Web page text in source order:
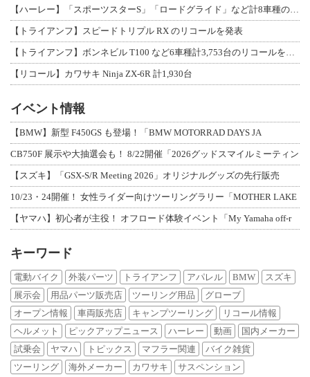
【ハーレー】「スポーツスターS」「ロードグライド」など計8車種のリコールを発表
【トライアンフ】スピードトリプル RX のリコールを発表
【トライアンフ】ボンネビル T100 など6車種計3,753台のリコールを発表
【リコール】カワサキ Ninja ZX-6R 計1,930台
イベント情報
【BMW】新型 F450GS も登場！「BMW MOTORRAD DAYS JA
CB750F 展示や大抽選会も！ 8/22開催「2026グッドスマイルミーティン
【スズキ】「GSX-S/R Meeting 2026」オリジナルグッズの先行販売
10/23・24開催！ 女性ライダー向けツーリングラリー「MOTHER LAKE
【ヤマハ】初心者が主役！ オフロード体験イベント「My Yamaha off-r
キーワード
電動バイク 外装パーツ トライアンフ アパレル BMW
スズキ
展示会
用品パーツ販売店 ツーリング用品
グローブ
オープン情報
車両販売店 キャンプツーリング
リコール情報
ヘルメット
ピックアップニュース ハーレー 動画
国内メーカー
試乗会
ヤマハ トピックス マフラー関連
バイク雑貨
ツーリング
海外メーカー カワサキ サスペンション